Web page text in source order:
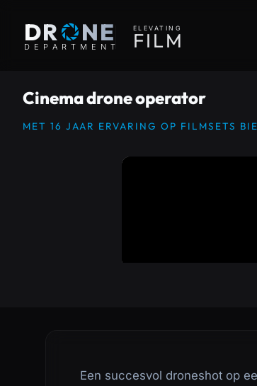
DRONE
D E P A R T M E N T
ELEVATING
FI LM
Cinema drone operator
MET 16 JAAR ERVARING OP FILMSETS
Een succesvol droneshot op